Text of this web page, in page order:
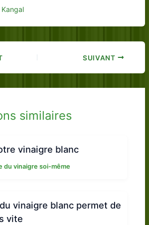
Kangal
SUIVANT
similaires
vinaigre blanc
du vinaigre soi-même
vinaigre blanc permet de
vite